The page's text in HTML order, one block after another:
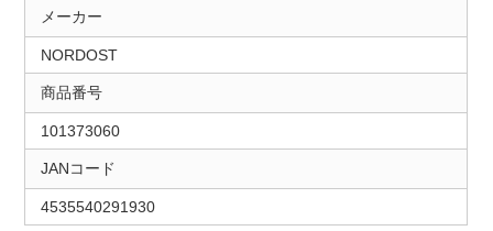
メーカー
NORDOST
商品番号
101373060
JANコード
4535540291930